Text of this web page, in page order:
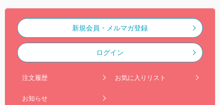
新規会員・メルマガ登録
ログイン
注文履歴 お気に入りリスト
お知らせ